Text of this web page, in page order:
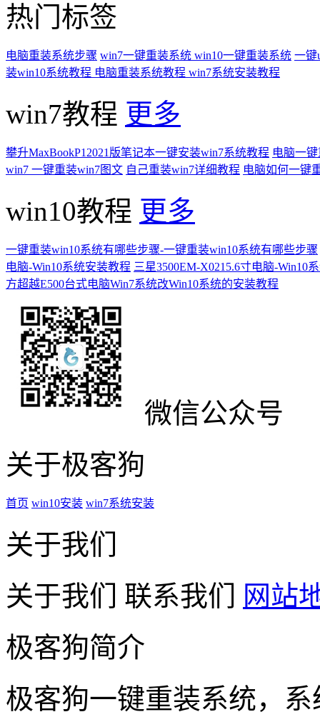
热门标签
电脑重装系统步骤 win7一键重装系统 win10一键重装系统 一键
装win10系统教程 电脑重装系统教程 win7系统安装教程
win7教程 更多
攀升MaxBookP12021版笔记本一键安装win7系统教程 电脑一
win7 一键重装win7图文 自己重装win7详细教程 电脑如何一键
win10教程 更多
一键重装win10系统有哪些步骤-一键重装win10系统有哪些步骤
电脑-Win10系统安装教程 三星3500EM-X0215.6寸电脑-Win10
方超越E500台式电脑Win7系统改Win10系统的安装教程
微信公众号
关于极客狗
首页 win10安装 win7系统安装
关于我们
关于我们
联系我们
网站
极客狗简介
极客狗一键重装系统，